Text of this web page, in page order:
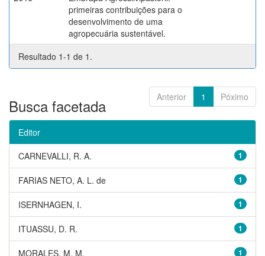
primeiras contribuições para o
desenvolvimento de uma
agropecuária sustentável.
Resultado 1-1 de 1.
Anterior 1 Póximo
Busca facetada
Editor
1
CARNEVALLI, R. A.
1
FARIAS NETO, A. L. de
1
ISERNHAGEN, I.
1
ITUASSU, D. R.
1
MORALES, M. M.